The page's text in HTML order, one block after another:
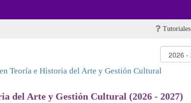
Tutoriales
Teoría e Historia del Arte y Gestión Cultural
del Arte y Gestión Cultural (2026 - 2027)